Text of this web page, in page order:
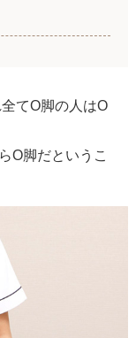
てO脚の人はO
O脚だというこ